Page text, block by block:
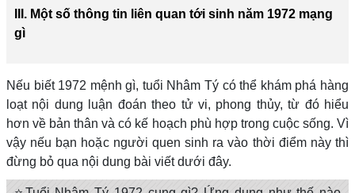
III. Một số thông tin liên quan tới sinh năm 1972 mạng
gì
Nếu biết 1972 mệnh gì, tuổi Nhâm Tý có thể khám phá hàng
loạt nội dung luận đoán theo tử vi, phong thủy, từ đó hiểu
hơn về bản thân và có kế hoạch phù hợp trong cuộc sống. Vì
vậy nếu bạn hoặc người quen sinh ra vào thời điểm này thì
đừng bỏ qua nội dung bài viết dưới đây.